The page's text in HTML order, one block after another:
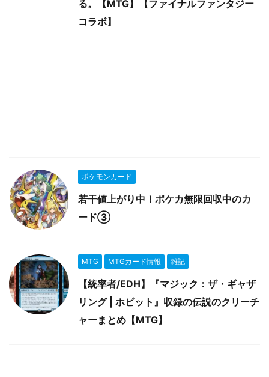
る。【MTG】【ファイナルファンタジー
コラボ】
ポケモンカード
若干値上がり中！ポケカ無限回収中のカ
ード③
MTG MTGカード情報 雑記
【統率者/EDH】『マジック：ザ・ギャザ
リング | ホビット』収録の伝説のクリーチ
ャーまとめ【MTG】